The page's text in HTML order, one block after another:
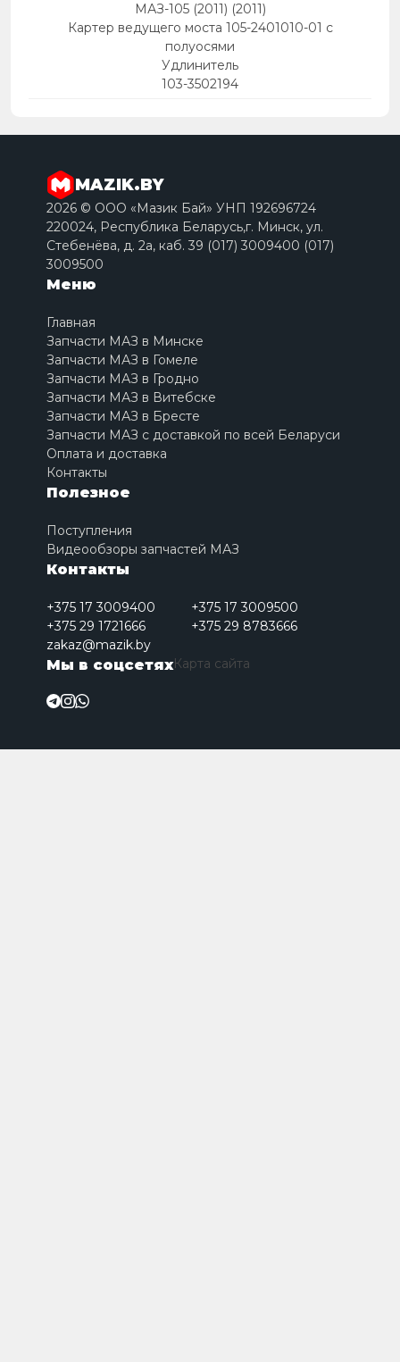
МАЗ-105 (2011) (2011)
Картер ведущего моста 105-2401010-01 с
полуосями
Удлинитель
103-3502194
MAZIK.BY
2026 © ООО «Мазик Бай» УНП 192696724
220024, Республика Беларусь,г. Минск, ул.
Стебенёва, д. 2a, каб. 39 (017) 3009400 (017)
3009500
Меню
Главная
Запчасти МАЗ в Минске
Запчасти МАЗ в Гомеле
Запчасти МАЗ в Гродно
Запчасти МАЗ в Витебске
Запчасти МАЗ в Бресте
Запчасти МАЗ с доставкой по всей Беларуси
Оплата и доставка
Контакты
Полезное
Поступления
Видеообзоры запчастей МАЗ
Контакты
+375 17 3009400
+375 17 3009500
+375 29 1721666
+375 29 8783666
zakaz@mazik.by
Мы в соцсетяхКарта сайта